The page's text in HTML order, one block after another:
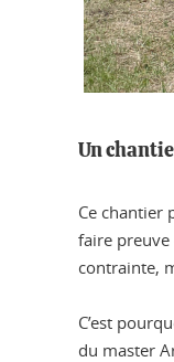
Un
Ce chantier
faire preuve
contrainte,
C’est
du master